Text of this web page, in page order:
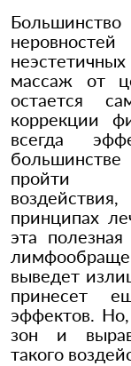
массаж от
остается
коррекции
всегда
пройти
принципах
эта
выведет
принесет
эффектов.
зон и
такого